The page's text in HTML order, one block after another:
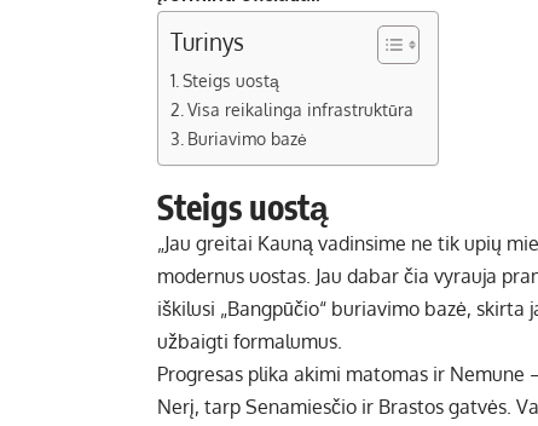
Turinys
Steigs uostą
Visa reikalinga infrastruktūra
Buriavimo bazė
Steigs uostą
„Jau greitai Kauną vadinsime ne tik upių
modernus uostas. Jau dabar čia vyrauja
iškilusi „Bangpūčio“ buriavimo bazė,
užbaigti formalumus.
Progresas plika akimi matomas ir
Nerį, tarp Senamiesčio ir Brastos gatvės.